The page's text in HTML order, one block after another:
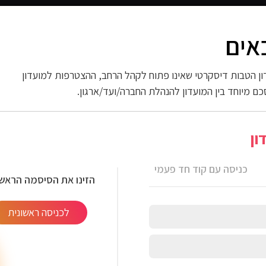
החשמל
הטבות דיסקרטי שאינו פתוח לקהל הרחב, ההצטרפות למועדון
מיוחד בין המועדון להנהלת החברה/ועד/ארגון.
כניסה עם קוד חד פעמי
הזינו את הסיסמה
לכניסה ראשונית
דגם